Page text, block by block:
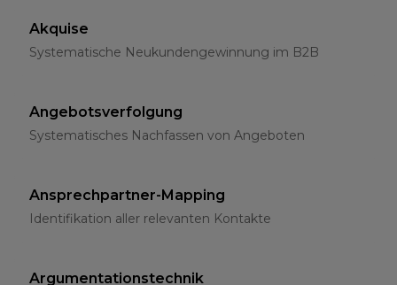
Akquise
Systematische Neukundengewinnung im B2B
Angebotsverfolgung
Systematisches Nachfassen von Angeboten
Ansprechpartner-Mapping
Identifikation aller relevanten Kontakte
Argumentationstechnik